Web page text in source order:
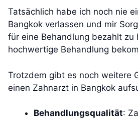
Tatsächlich habe ich noch nie
Bangkok verlassen und mir
für eine Behandlung bezahlt zu
hochwertige Behandlung
Trotzdem gibt es noch weitere
einen Zahnarzt in Bangkok
Behandlungsqualität: